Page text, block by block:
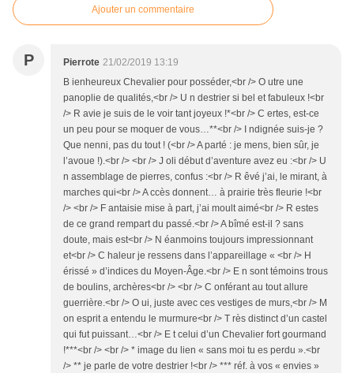
Ajouter un commentaire
P Pierrote 21/02/2019 13:19
B ienheureux Chevalier pour posséder,<br /> O utre une
panoplie de qualités,<br /> U n destrier si bel et fabuleux !<br
/> R avie je suis de le voir tant joyeux !*<br /> C ertes, est-ce
un peu pour se moquer de vous…**<br /> I ndignée suis-je ?
Que nenni, pas du tout ! (<br /> A parté : je mens, bien sûr, je
l’avoue !).<br /> <br /> J oli début d’aventure avez eu :<br /> U
n assemblage de pierres, confus :<br /> R êvé j’ai, le mirant, à
marches qui<br /> A ccès donnent… à prairie très fleurie !<br
/> <br /> F antaisie mise à part, j’ai moult aimé<br /> R estes
de ce grand rempart du passé.<br /> A bîmé est-il ? sans
doute, mais est<br /> N éanmoins toujours impressionnant
et<br /> C haleur je ressens dans l’appareillage « <br /> H
érissé » d’indices du Moyen-Âge.<br /> E n sont témoins trous
de boulins, archères<br /> <br /> C onférant au tout allure
guerrière.<br /> O ui, juste avec ces vestiges de murs,<br /> M
on esprit a entendu le murmure<br /> T rès distinct d’un castel
qui fut puissant…<br /> E t celui d’un Chevalier fort gourmand
!***<br /> <br /> * image du lien « sans moi tu es perdu ».<br
/> ** je parle de votre destrier !<br /> *** réf. à vos « envies »